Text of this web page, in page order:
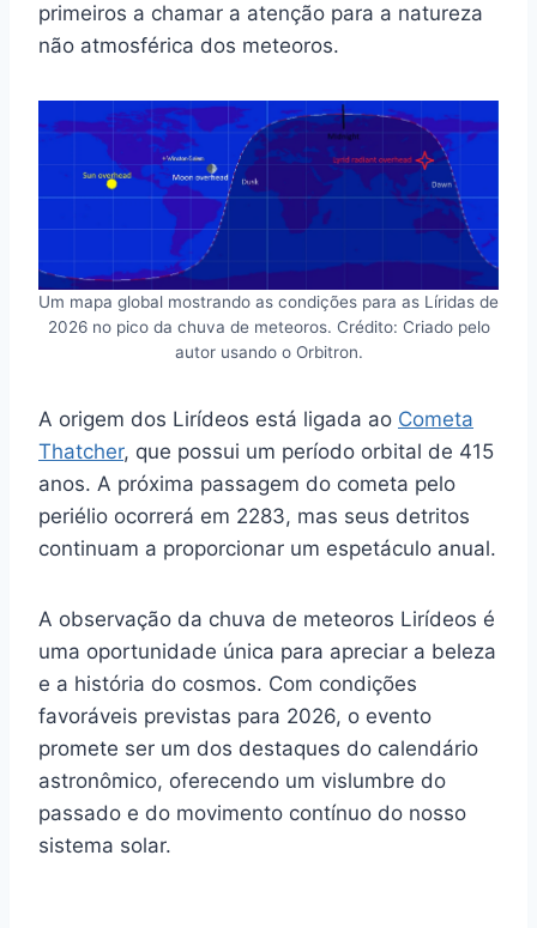
primeiros a chamar a atenção para a natureza
não atmosférica dos meteoros.
Um mapa global mostrando as condições para as Líridas de
2026 no pico da chuva de meteoros. Crédito: Criado pelo
autor usando o Orbitron.
A origem dos Lirídeos está ligada ao Cometa
Thatcher, que possui um período orbital de 415
anos. A próxima passagem do cometa pelo
periélio ocorrerá em 2283, mas seus detritos
continuam a proporcionar um espetáculo anual.
A observação da chuva de meteoros Lirídeos é
uma oportunidade única para apreciar a beleza
e a história do cosmos. Com condições
favoráveis previstas para 2026, o evento
promete ser um dos destaques do calendário
astronômico, oferecendo um vislumbre do
passado e do movimento contínuo do nosso
sistema solar.